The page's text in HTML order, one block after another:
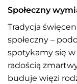
Społeczny
Tradycja
społeczny –
spotykamy się
radością
buduje więzi